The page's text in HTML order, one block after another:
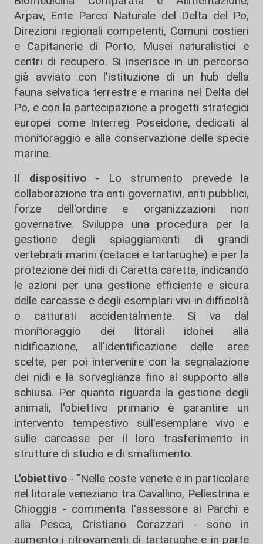
Arpav, Ente Parco Naturale del Delta del Po,
Direzioni regionali competenti, Comuni costieri
e Capitanerie di Porto, Musei naturalistici e
centri di recupero. Si inserisce in un percorso
già avviato con l'istituzione di un hub della
fauna selvatica terrestre e marina nel Delta del
Po, e con la partecipazione a progetti strategici
europei come Interreg Poseidone, dedicati al
monitoraggio e alla conservazione delle specie
marine.
Il dispositivo- Lo strumento prevede la
collaborazione tra enti governativi, enti pubblici,
forze dell'ordine e organizzazioni non
governative. Sviluppa una procedura per la
gestione degli spiaggiamenti di grandi
vertebrati marini (cetacei e tartarughe) e per la
protezione dei nidi di Caretta caretta, indicando
le azioni per una gestione efficiente e sicura
delle carcasse e degli esemplari vivi in difficoltà
o catturati accidentalmente. Si va dal
monitoraggio dei litorali idonei alla
nidificazione, all'identificazione delle aree
scelte, per poi intervenire con la segnalazione
dei nidi e la sorveglianza fino al supporto alla
schiusa. Per quanto riguarda la gestione degli
animali, l'obiettivo primario è garantire un
intervento tempestivo sull'esemplare vivo e
sulle carcasse per il loro trasferimento in
strutture di studio e di smaltimento.
L'obiettivo - "Nelle coste venete e in particolare
nel litorale veneziano tra Cavallino, Pellestrina e
Chioggia - commenta l'assessore ai Parchi e
alla Pesca, Cristiano Corazzari - sono in
aumento i ritrovamenti di tartarughe e in parte